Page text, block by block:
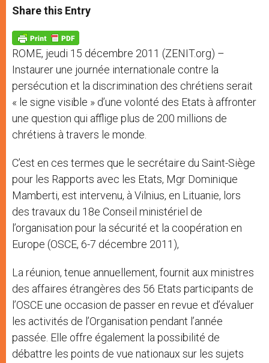
t
s
p
p
s
e
g
e
r
e
b
o
k
Share this Entry
ROME, jeudi 15 décembre 2011 (ZENIT.org) –
Instaurer une journée internationale contre la
persécution et la discrimination des chrétiens serait
« le signe visible » d’une volonté des Etats à affronter
une question qui afflige plus de 200 millions de
chrétiens à travers le monde.
C’est en ces termes que le secrétaire du Saint-Siège
pour les Rapports avec les Etats, Mgr Dominique
Mamberti, est intervenu, à Vilnius, en Lituanie, lors
des travaux du 18e Conseil ministériel de
l’organisation pour la sécurité et la coopération en
Europe (OSCE, 6-7 décembre 2011),
La réunion, tenue annuellement, fournit aux ministres
des affaires étrangères des 56 Etats participants de
l’OSCE une occasion de passer en revue et d’évaluer
les activités de l’Organisation pendant l’année
passée. Elle offre également la possibilité de
débattre les points de vue nationaux sur les sujets